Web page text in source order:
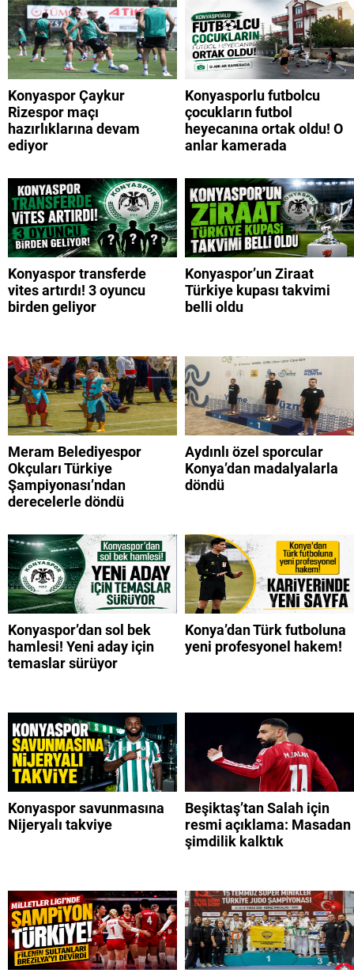
Konyaspor Çaykur
Rizespor maçı
hazırlıklarına devam
ediyor
Konyasporlu futbolcu
çocukların futbol
heyecanına ortak oldu! O
anlar kamerada
Konyaspor transferde
vites artırdı! 3 oyuncu
birden geliyor
Konyaspor’un Ziraat
Türkiye kupası takvimi
belli oldu
Meram Belediyespor
Okçuları Türkiye
Şampiyonası’ndan
derecelerle döndü
Aydınlı özel sporcular
Konya’dan madalyalarla
döndü
Konyaspor’dan sol bek
hamlesi! Yeni aday için
temaslar sürüyor
Konya’dan Türk futboluna
yeni profesyonel hakem!
Konyaspor savunmasına
Nijeryalı takviye
Beşiktaş’tan Salah için
resmi açıklama: Masadan
şimdilik kalktık